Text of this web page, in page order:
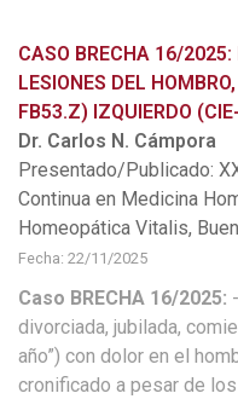
CASO BRECHA 16/2025:
LESIONES DEL
FB53.Z) IZQUIERDO
Dr. Carlos N. Cámpora
Presentado/Publicado:
Continua en Medicina
Homeopática Vitalis,
Fecha: 22/11/2025
Caso BRECHA 16/2025:
divorciada, jubilada,
año”) con dolor en el
cronificado a pesar de